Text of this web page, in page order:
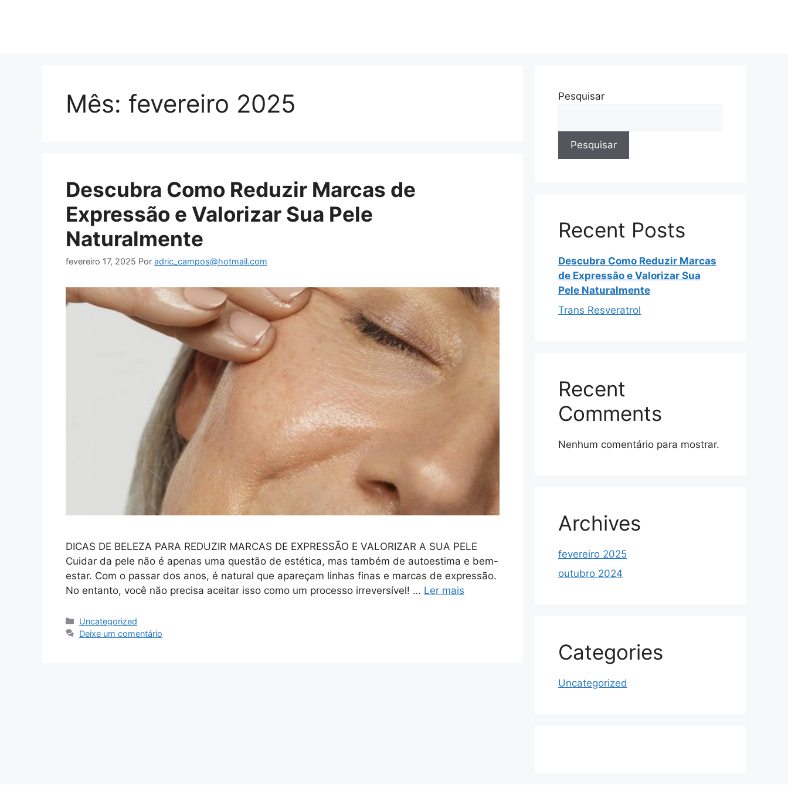
Mês: fevereiro 2025
Descubra Como Reduzir Marcas de
Expressão e Valorizar Sua Pele
Naturalmente
fevereiro 17, 2025 Por adric_campos@hotmail.com
DICAS DE BELEZA PARA REDUZIR MARCAS DE EXPRESSÃO E VALORIZAR A SUA PELE
Cuidar da pele não é apenas uma questão de estética, mas também de autoestima e bem-
estar. Com o passar dos anos, é natural que apareçam linhas finas e marcas de expressão.
No entanto, você não precisa aceitar isso como um processo irreversível! … Ler mais
Categorias
Uncategorized
Deixe um comentário
Pesquisar
Pesquisar
Recent Posts
Descubra Como Reduzir Marcas
de Expressão e Valorizar Sua
Pele Naturalmente
Trans Resveratrol
Recent
Comments
Nenhum comentário para mostrar.
Archives
fevereiro 2025
outubro 2024
Categories
Uncategorized